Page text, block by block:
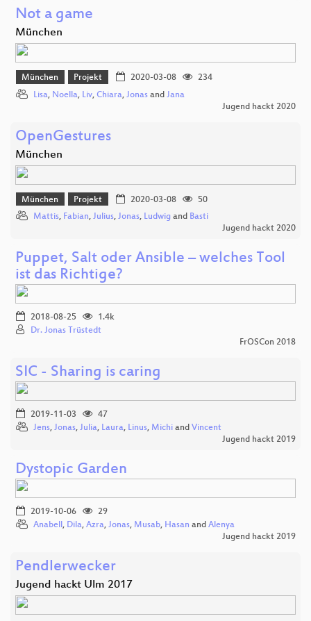
Not a game
München
München Projekt 2020-03-08
234
Lisa, Noella, Liv, Chiara, Jonas and Jana
Jugend hackt 2020
OpenGestures
München
München Projekt 2020-03-08
50
Mattis, Fabian, Julius, Jonas, Ludwig and Basti
Jugend hackt 2020
Puppet, Salt oder Ansible – welches Tool
ist das Richtige?
2018-08-25
1.4k
Dr. Jonas Trüstedt
FrOSCon 2018
SIC - Sharing is caring
2019-11-03
47
Jens, Jonas, Julia, Laura, Linus, Michi and Vincent
Jugend hackt 2019
Dystopic Garden
2019-10-06
29
Anabell, Dila, Azra, Jonas, Musab, Hasan and Alenya
Jugend hackt 2019
Pendlerwecker
Jugend hackt Ulm 2017